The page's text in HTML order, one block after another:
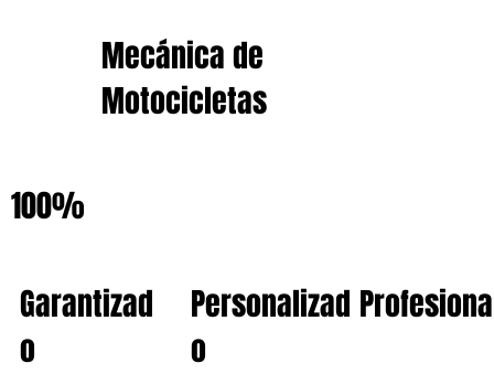
Mecánica de
Motocicletas
100%
Garantizad
o
Personalizad
o